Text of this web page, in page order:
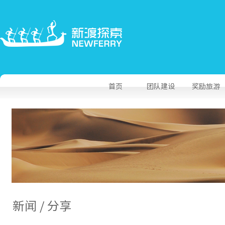
奖励旅游
团队建设
首页
新闻 / 分享